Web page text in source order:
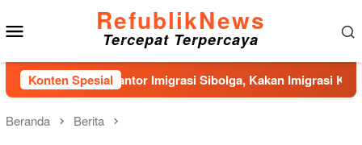
ke
konten
RefublikNews
Tercepat Terpercaya
Konten Spesial
Kantor Imigrasi Sibolga, Kakan Imigrasi Kelas II
Beranda Berita